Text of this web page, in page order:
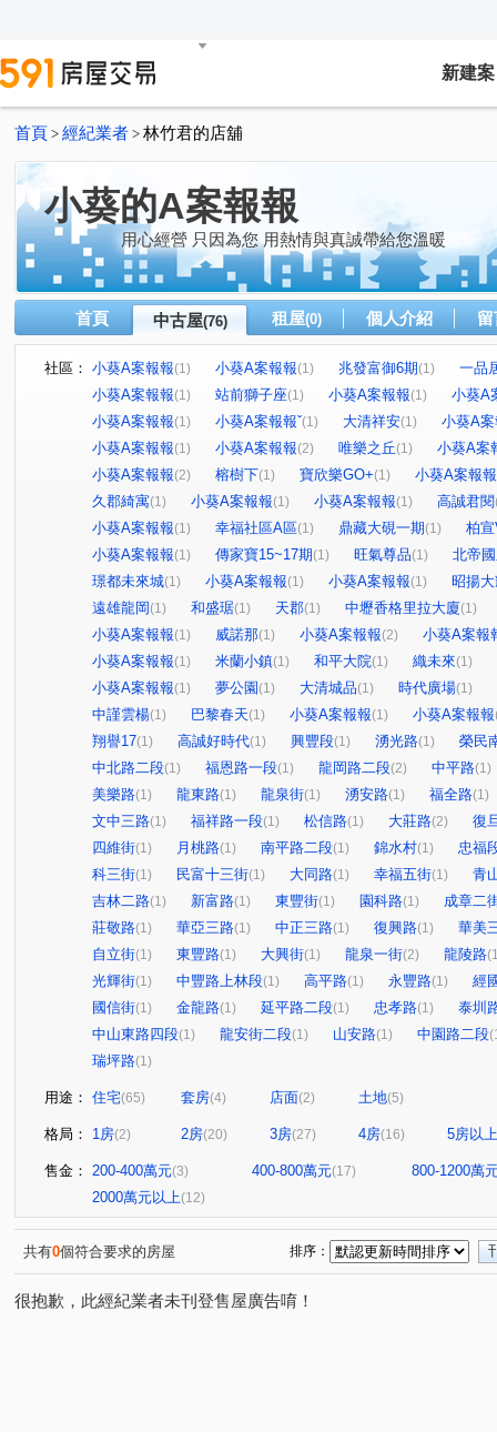
新建案
首頁 > 經紀業者 > 林竹君的店舖
小葵的A案報報
用心經營 只因為您 用熱情與真誠帶給您溫暖
首頁 中古屋(76) 租屋(0) 個人介紹
社區： 小葵A案報報(1) 小葵A案報報(1) 兆發富御6期(1)
一品
小葵A案報報(1) 站前獅子座(1) 小葵A案報報(1)
小葵A
小葵A案報報(1) 小葵A案報報ˇ(1) 大清祥安(1)
小葵A
小葵A案報報(1) 小葵A案報報(2) 唯樂之丘(1)
小葵A案
小葵A案報報(2) 榕樹下(1) 寶欣樂GO+(1)
小葵A案報報
久郡綺寓(1) 小葵A案報報(1) 小葵A案報報(1) 高誠君閱
小葵A案報報(1) 幸福社區A區(1) 鼎藏大硯一期(1)
柏
小葵A案報報(1) 傳家寶15~17期(1) 旺氣尊品(1)
北帝
璟都未來城(1) 小葵A案報報(1) 小葵A案報報(1)
昭揚
遠雄龍岡 (1) 和盛琚(1) 天郡(1) 中壢香格里拉大廈(1)
小葵A案報報(1) 威諾那(1) 小葵A案報報(2)
小葵A案報
小葵A案報報(1) 米蘭小鎮(1) 和平大院(1) 織未來(1)
小葵A案報報(1) 夢公園 (1) 大清城品(1) 時代廣場(1)
中謹雲楊(1) 巴黎春天(1) 小葵A案報報(1) 小葵A案報報
翔譽17(1) 高誠好時代(1) 興豐段(1) 湧光路(1)
榮民
中北路二段(1) 福恩路一段(1) 龍岡路二段(2) 中平路(1)
美樂路(1) 龍東路(1) 龍泉街(1) 湧安路(1) 福全路(1)
文中三路(1) 福祥路一段(1) 松信路(1) 大莊路(2)
復
四維街(1) 月桃路(1) 南平路二段(1) 錦水村(1)
忠福
科三街(1) 民富十三街(1) 大同路(1) 幸福五街(1)
青
吉林二路(1) 新富路(1) 東豐街(1) 園科路(1)
成章二
莊敬路(1) 華亞三路(1) 中正三路(1) 復興路(1)
華美
自立街(1) 東豐路(1) 大興街(1) 龍泉一街(2) 龍陵路
光輝街(1) 中豐路上林段(1) 高平路(1) 永豐路(1)
經
國信街(1) 金龍路(1) 延平路二段(1) 忠孝路(1)
泰圳
中山東路四段(1) 龍安街二段(1) 山安路(1) 中園路二段
瑞坪路(1)
用途： 住宅(65) 套房(4) 店面(2) 土地(5)
格局： 1房(2) 2房(20) 3房(27) 4房(16) 5房以上
售金： 200-400萬元(3) 400-800萬元(17)
800-1200萬
2000萬元以上(12)
共有0個符合要求的房屋 排序：
很抱歉，此經紀業者未刊登售屋廣告唷！